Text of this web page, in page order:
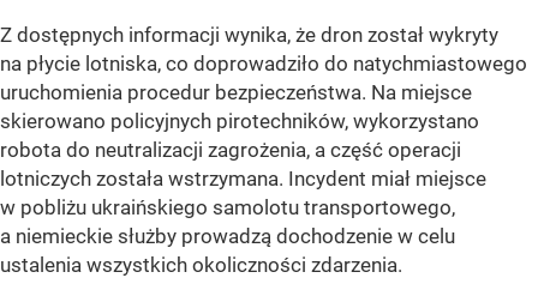
Z dostępnych informacji wynika, że dron został wykryty
na płycie lotniska, co doprowadziło do natychmiastowego
uruchomienia procedur bezpieczeństwa. Na miejsce
skierowano policyjnych pirotechników, wykorzystano
robota do neutralizacji zagrożenia, a część operacji
lotniczych została wstrzymana. Incydent miał miejsce
w pobliżu ukraińskiego samolotu transportowego,
a niemieckie służby prowadzą dochodzenie w celu
ustalenia wszystkich okoliczności zdarzenia.